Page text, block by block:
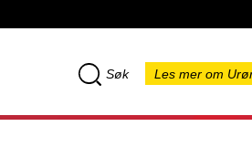
Søk Les mer om